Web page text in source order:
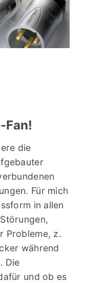
klar
in sich
die
fördert.“
zum True
Project
Fan!
die
Für mich
in allen
Probleme, z.
während
Die
und ob es